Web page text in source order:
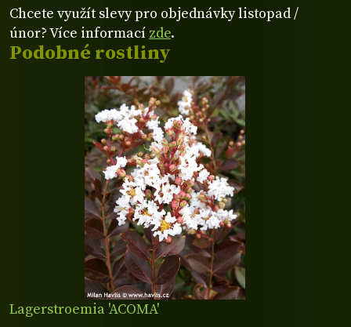
Podobné rostliny
Lagerstroemia 'ACOMA'
Chcete využít slevy pro objednávky listopad /
únor? Více informací zde.